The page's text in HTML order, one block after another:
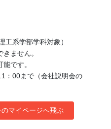
工系学部学科対象）
ません。
能です。
00まで（会社説明会の
マイページへ飛ぶ